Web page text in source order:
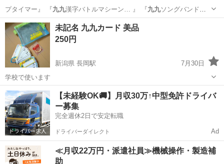
プタイマー』 『九九漢字バトルマシーン… 』 『九九ソングバンド』
…岡山 岡山市 参考書
未記名 九九カード 美品
250円
新潟県 長岡駅
7月30日
学校で使います
新潟 長岡市 長岡駅 子供用品 カード
【未経験OK🚚】月収30万↑中型免許ドライバ
ー募集
完全週休2日で安定転職
ドライバーダイレクト Ad
≪月収22万円・派遣社員≫機械操作・製造補
助